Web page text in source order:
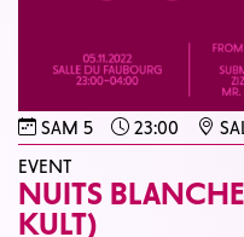
SAM 5 23:00
EVENT
NUITS
KULT)